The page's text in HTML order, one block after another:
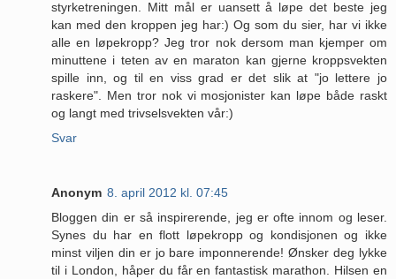
styrketreningen. Mitt mål er uansett å løpe det beste jeg
kan med den kroppen jeg har:) Og som du sier, har vi ikke
alle en løpekropp? Jeg tror nok dersom man kjemper om
minuttene i teten av en maraton kan gjerne kroppsvekten
spille inn, og til en viss grad er det slik at "jo lettere jo
raskere". Men tror nok vi mosjonister kan løpe både raskt
og langt med trivselsvekten vår:)
Svar
Anonym 8. april 2012 kl. 07:45
Bloggen din er så inspirerende, jeg er ofte innom og leser.
Synes du har en flott løpekropp og kondisjonen og ikke
minst viljen din er jo bare imponnerende! Ønsker deg lykke
til i London, håper du får en fantastisk marathon. Hilsen en